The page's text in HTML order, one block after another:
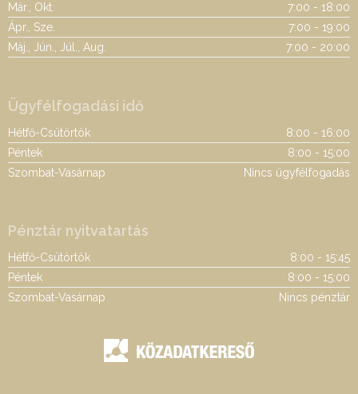
Már., Okt.
7:00 - 18:00
Ápr., Sze.
7:00 - 19:00
Máj., Jún., Júl., Aug.
7:00 - 20:00
Ügyfélfogadási idő
Hétfő-Csütörtök
8:00 - 16:00
Péntek
8:00 - 15:00
Szombat-Vasárnap
Nincs ügyfélfogadás
Pénztár nyitvatartás
Hétfő-Csütörtök
8:00 - 15:45
Péntek
8:00 - 15:00
Szombat-Vasárnap
Nincs pénztár